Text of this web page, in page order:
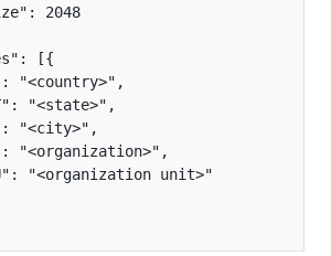
2048
[{
"<country>",
"<state>",
"<city>",
"<organization>",
"<organization unit>"